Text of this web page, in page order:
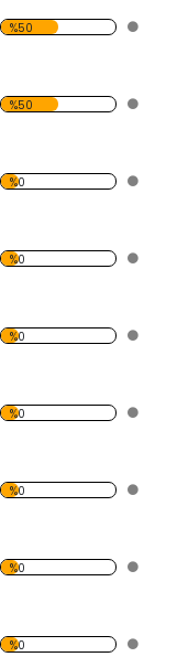
%50
%50
%0
%0
%0
%0
%0
%0
%0